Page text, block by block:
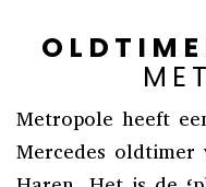
Metropole heeft
Mercedes oldtimer